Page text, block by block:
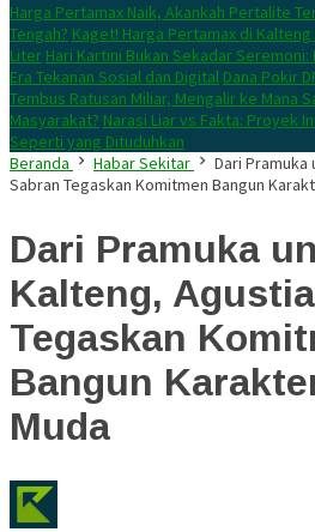
Harga Pertamax Naik, Akankah Pertalite
Tengah? Kaget! Harga Pertamax di
Liter Hari Kartini Bukan Sekadar Seremoni:
Era Tekanan Sosial dan Digital Dana Pokir
Tembus Ratusan Miliar, Mengalir ke Mana
Masyarakat? Narasi Liar vs Fakta: Proyek
Seperti yang Dituduhkan
Beranda
Habar Sekitar
Dari
Sabran Tegaskan Komitmen Bangun
Dari Pramuka
Kalteng,
Tegaskan
Bangun
Muda